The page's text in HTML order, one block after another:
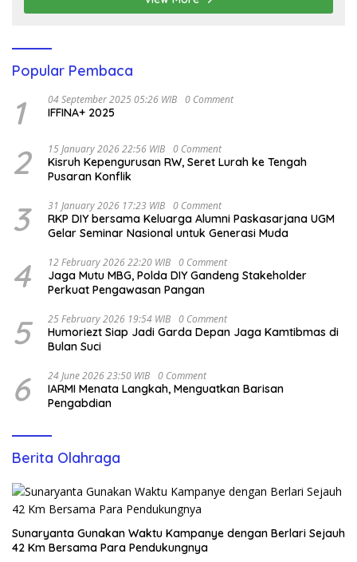
Popular Pembaca
1 04 September 2025 05:26 WIB 0 Comment
IFFINA+ 2025
2 15 January 2026 22:56 WIB 0 Comment
Kisruh Kepengurusan RW, Seret Lurah ke Tengah
Pusaran Konflik
3 31 January 2026 17:23 WIB 0 Comment
RKP DIY bersama Keluarga Alumni Paskasarjana UGM
Gelar Seminar Nasional untuk Generasi Muda
4 12 February 2026 22:20 WIB 0 Comment
Jaga Mutu MBG, Polda DIY Gandeng Stakeholder
Perkuat Pengawasan Pangan
5 25 February 2026 19:54 WIB 0 Comment
Humoriezt Siap Jadi Garda Depan Jaga Kamtibmas di
Bulan Suci
6 24 June 2026 23:50 WIB 0 Comment
IARMI Menata Langkah, Menguatkan Barisan
Pengabdian
Berita Olahraga
Sunaryanta Gunakan Waktu Kampanye dengan Berlari Sejauh
42 Km Bersama Para Pendukungnya